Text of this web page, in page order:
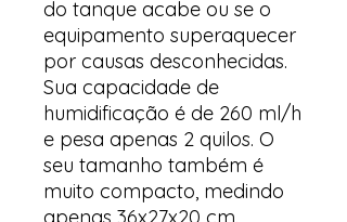
do tanque acabe ou se o
equipamento superaquecer
por causas desconhecidas.
Sua capacidade de
humidificação é de 260 ml/h
e pesa apenas 2 quilos. O
seu tamanho também é
muito compacto, medindo